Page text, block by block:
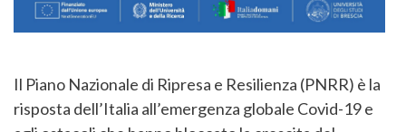
Il Piano Nazionale di Ripresa e Resilienza (PNRR) è la
risposta dell’Italia all’emergenza globale Covid-19 e